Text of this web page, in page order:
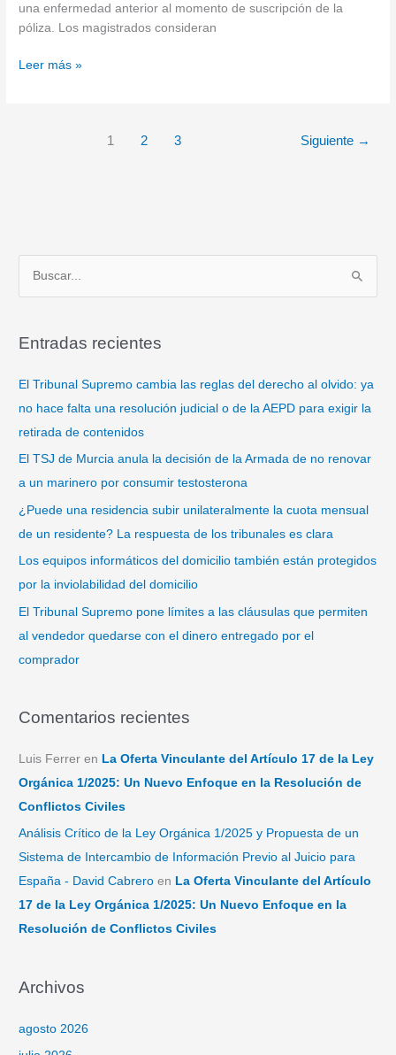
una enfermedad anterior al momento de suscripción de la
póliza. Los magistrados consideran
bebe
con
enfermedad
Leer más »
1 2 3 Siguiente →
c
Entradas recientes
El Tribunal Supremo cambia las reglas del derecho al olvido: ya
no hace falta una resolución judicial o de la AEPD para exigir la
retirada de contenidos
El TSJ de Murcia anula la decisión de la Armada de no renovar
a un marinero por consumir testosterona
¿Puede una residencia subir unilateralmente la cuota mensual
de un residente? La respuesta de los tribunales es clara
Los equipos informáticos del domicilio también están protegidos
por la inviolabilidad del domicilio
El Tribunal Supremo pone límites a las cláusulas que permiten
al vendedor quedarse con el dinero entregado por el
comprador
Comentarios recientes
Luis Ferrer en La Oferta Vinculante del Artículo 17 de la Ley
Orgánica 1/2025: Un Nuevo Enfoque en la Resolución de
Conflictos Civiles
Análisis Crítico de la Ley Orgánica 1/2025 y Propuesta de un
Sistema de Intercambio de Información Previo al Juicio para
España - David Cabrero en La Oferta Vinculante del Artículo
17 de la Ley Orgánica 1/2025: Un Nuevo Enfoque en la
Resolución de Conflictos Civiles
Archivos
agosto 2026